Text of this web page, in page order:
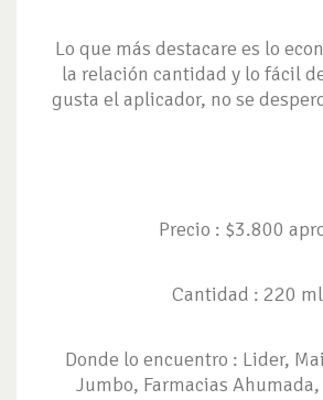
Lo que más destacare es lo
la relación cantidad y lo fácil
gusta el aplicador, no se
Precio : $3.800
Cantidad : 220 ml
Donde lo encuentro : Lider,
Jumbo, Farmacias